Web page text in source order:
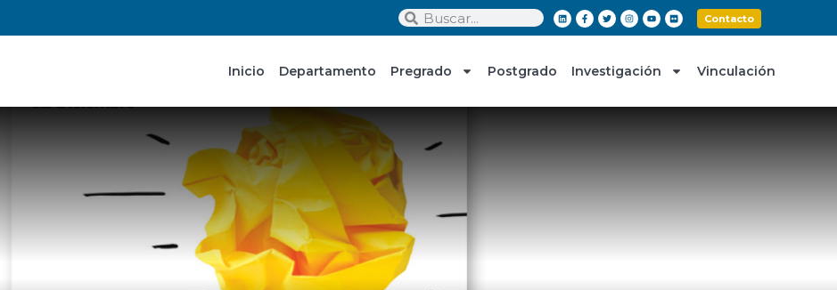
Contacto
Inicio Departamento Pregrado Postgrado Investigación Vinculación